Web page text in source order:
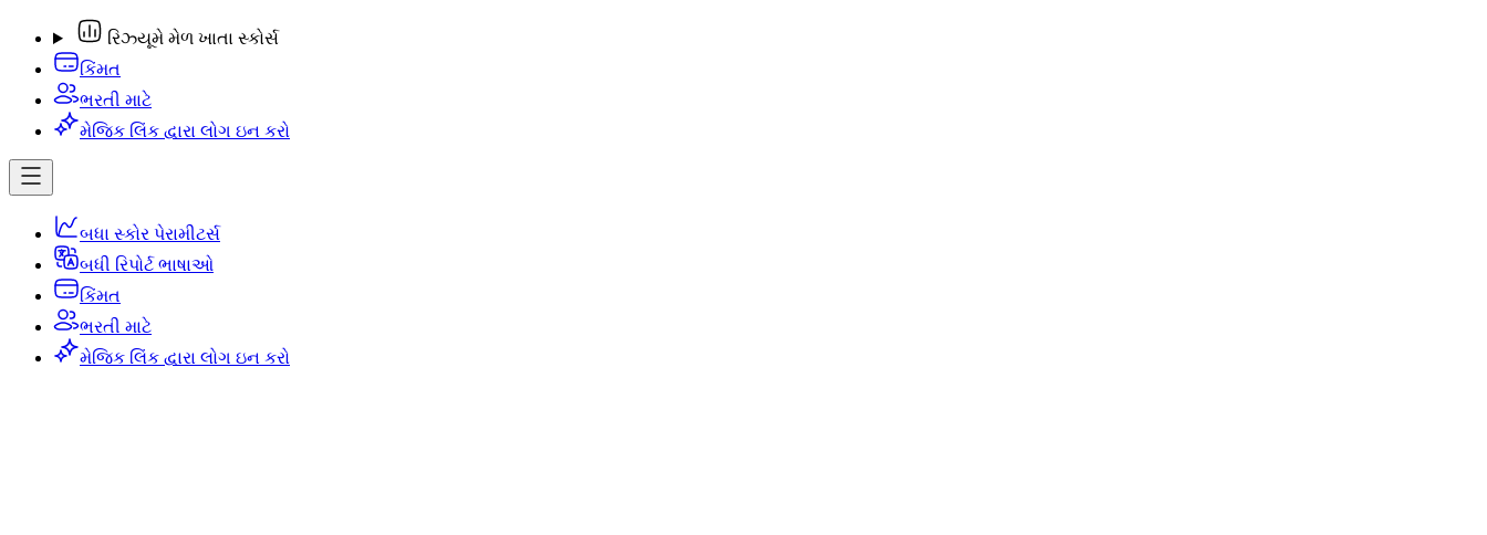
રિઝ્યૂમે મેળ ખાતા સ્કોર્સ
કિંમત
ભરતી માટે
મેજિક લિંક દ્વારા લોગ ઇન કરો
બધા સ્કોર પેરામીટર્સ
બધી રિપોર્ટ ભાષાઓ
કિંમત
ભરતી માટે
મેજિક લિંક દ્વારા લોગ ઇન કરો